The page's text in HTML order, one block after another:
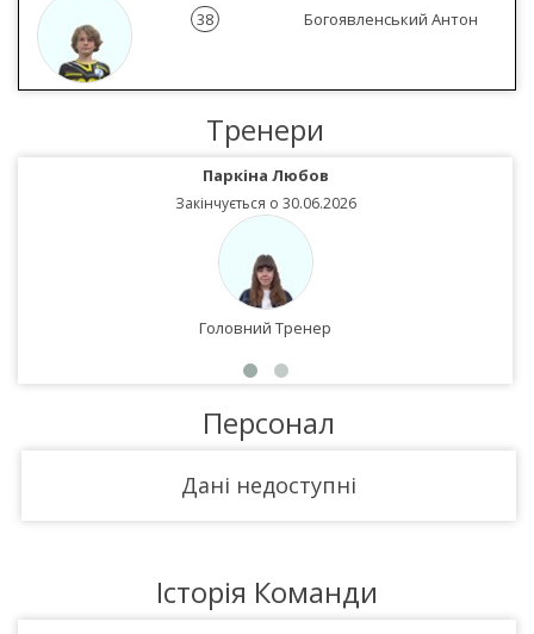
38 Богоявленський Антон
Тренери
Паркіна Любов
Закінчується о 30.06.2026
Головний Тренер
Персонал
Дані недоступні
Історія Команди